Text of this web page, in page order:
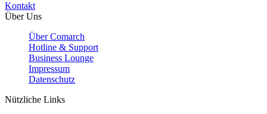
Kontakt
Über Uns
Über Comarch
Hotline & Support
Business Lounge
Impressum
Datenschutz
Nützliche Links